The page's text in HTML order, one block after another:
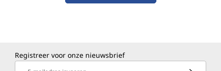
Registreer voor onze nieuwsbrief